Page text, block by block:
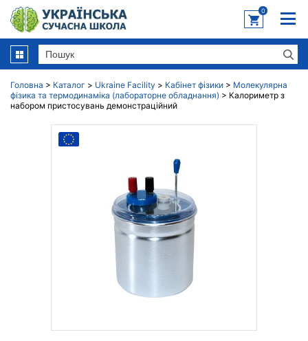
0
Головна > Каталог > Ukraine Facility > Кабінет фізики > Молекулярна
фізика та термодинаміка (лабораторне обладнання) > Калориметр з
набором пристосувань демонстраційний